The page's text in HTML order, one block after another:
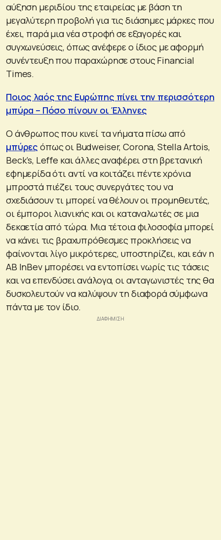
αύξηση μεριδίου της εταιρείας με βάση τη
μεγαλύτερη προβολή για τις διάσημες μάρκες που
έχει, παρά μια νέα στροφή σε εξαγορές και
συγχωνεύσεις, όπως ανέφερε ο ίδιος με αφορμή
συνέντευξη που παραχώρησε στους Financial
Times.
Ποιος λαός της Ευρώπης πίνει την περισσότερη
μπύρα – Πόσο πίνουν οι Έλληνες
Ο άνθρωπος που κινεί τα νήματα πίσω από
μπύρες όπως οι Budweiser, Corona, Stella Artois,
Beck’s, Leffe και άλλες αναφέρει στη βρετανική
εφημερίδα ότι αντί να κοιτάζει πέντε χρόνια
μπροστά πιέζει τους συνεργάτες του να
σχεδιάσουν τι μπορεί να θέλουν οι προμηθευτές,
οι έμποροι λιανικής και οι καταναλωτές σε μια
δεκαετία από τώρα. Μια τέτοια φιλοσοφία μπορεί
να κάνει τις βραχυπρόθεσμες προκλήσεις να
φαίνονται λίγο μικρότερες, υποστηρίζει, και εάν η
AB InBev μπορέσει να εντοπίσει νωρίς τις τάσεις
και να επενδύσει ανάλογα, οι ανταγωνιστές της θα
δυσκολευτούν να καλύψουν τη διαφορά σύμφωνα
πάντα με τον ίδιο.